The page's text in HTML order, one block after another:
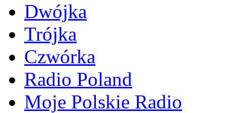
Dwójka
Trójka
Czwórka
Radio Poland
Moje Polskie Radio